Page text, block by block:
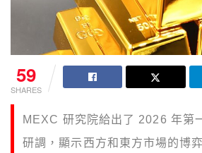
59
SHARES
MEXC 研究院給出了 2026 年第
研調，顯示西方和東方市場的博弈